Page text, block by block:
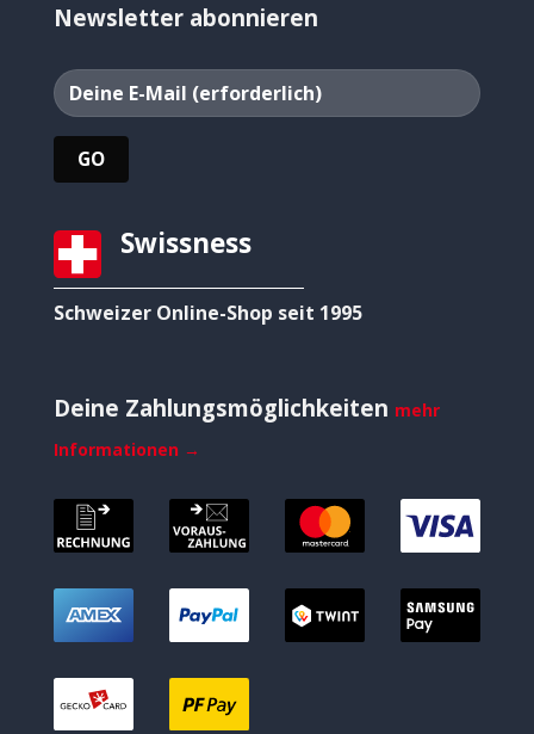
Newsletter abonnieren
Swissness
Schweizer Online-Shop seit 1995
Deine Zahlungsmöglichkeiten mehr
Informationen →